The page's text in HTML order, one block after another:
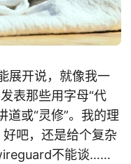
展开说，就像我一
表那些用字母“代
道或“灵修”。我的理
好吧，还是给个复杂
不能谈……